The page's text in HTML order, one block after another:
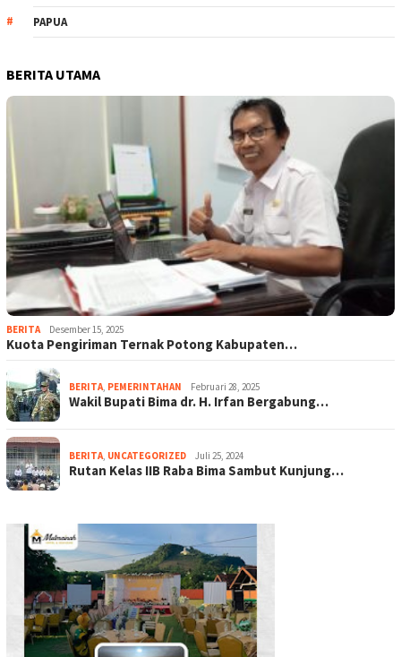
PAPUA
BERITA UTAMA
BERITA Desember 15, 2025
Kuota Pengiriman Ternak Potong Kabupaten…
BERITA PEMERINTAHAN Februari 28, 2025
Wakil Bupati Bima dr. H. Irfan Bergabung…
BERITA UNCATEGORIZED Juli 25, 2024
Rutan Kelas IIB Raba Bima Sambut Kunjung…